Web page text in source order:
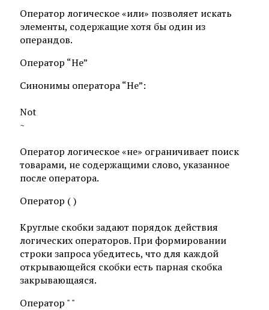
Оператор логическое «или» позволяет искать
элементы, содержащие хотя бы один из
операндов.
Оператор “Не”
Синонимы оператора “Не”:
Not
~
Оператор логическое «не» ограничивает поиск
товарами, не содержащими слово, указанное
после оператора.
Оператор ( )
Круглые скобки задают порядок действия
логических операторов. При формировании
строки запроса убедитесь, что для каждой
открывающейся скобки есть парная скобка
закрывающаяся.
Оператор " "